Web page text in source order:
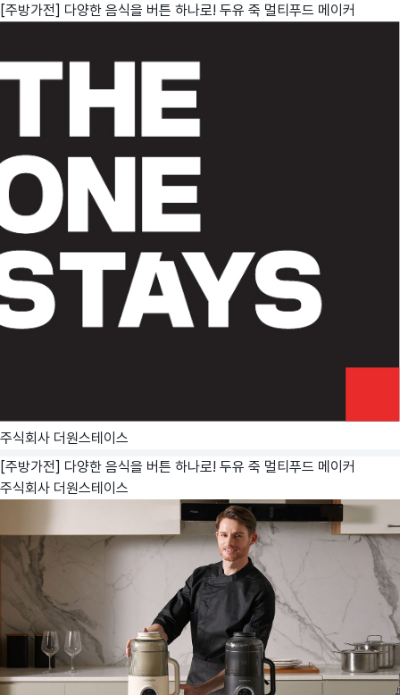
[주방가전] 다양한 음식을 버튼 하나로! 두유 죽 멀티푸드 메이커
주식회사 더원스테이스
[주방가전] 다양한 음식을 버튼 하나로! 두유 죽 멀티푸드 메이커
주식회사 더원스테이스